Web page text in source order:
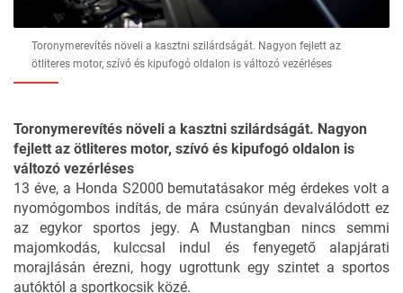
Toronymerevítés növeli a kasztni szilárdságát. Nagyon fejlett az
ötliteres motor, szívó és kipufogó oldalon is változó vezérléses
Toronymerevítés növeli a kasztni szilárdságát. Nagyon
fejlett az ötliteres motor, szívó és kipufogó oldalon is
változó vezérléses
13 éve, a Honda S2000 bemutatásakor még érdekes volt a
nyomógombos indítás, de mára csúnyán devalválódott ez
az egykor sportos jegy. A Mustangban nincs semmi
majomkodás, kulccsal indul és fenyegető alapjárati
morajlásán érezni, hogy ugrottunk egy szintet a sportos
autóktól a sportkocsik közé.